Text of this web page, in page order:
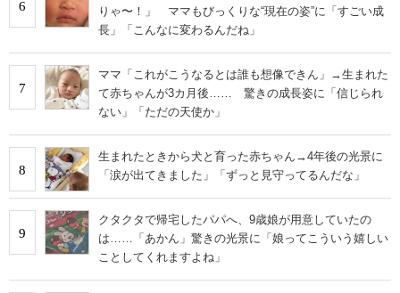
6
りゃ〜！」 ママもびっくりな“現在の姿”に「すごい成
長」「こんなに変わるんだね」
7
ママ「これがこうなるとは誰も想像できん」→生まれた
て赤ちゃんが3カ月後…… 驚きの成長姿に「信じられ
ない」「ただの天使か」
8
生まれたときから犬と育った赤ちゃん→4年後の光景に
「涙が出てきました」「ずっと見守ってるんだな」
9
クタクタで帰宅したパパへ、9歳娘が用意していたの
は……「あかん」驚きの光景に「娘ってこういう嬉しい
ことしてくれますよね」